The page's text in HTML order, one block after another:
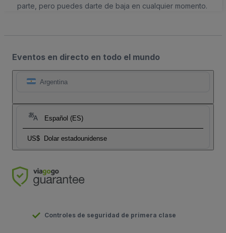
parte, pero puedes darte de baja en cualquier momento.
Eventos en directo en todo el mundo
Argentina
Español (ES)
US$ Dolar estadounidense
Controles de seguridad de primera clase